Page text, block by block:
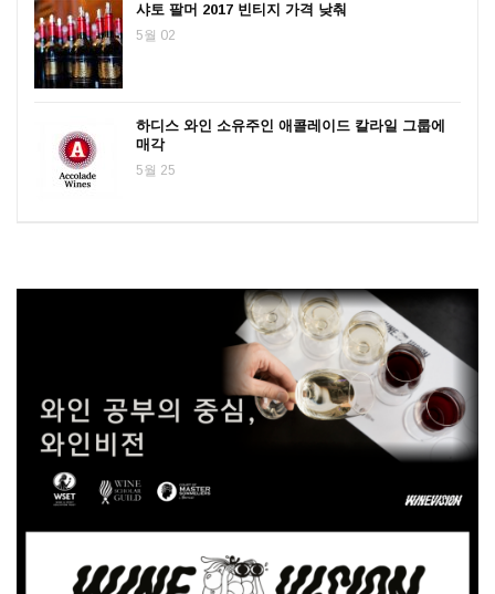
샤토 팔머 2017 빈티지 가격 낮춰
5월 02
하디스 와인 소유주인 애콜레이드 칼라일 그룹에
매각
5월 25